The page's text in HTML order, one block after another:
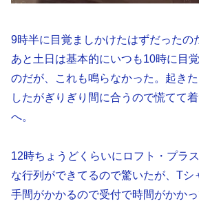
9時半に目覚ましかけたはずだったの
あと土日は基本的にいつも10時に目
のだが、これも鳴らなかった。起き
したがぎりぎり間に合うので慌てて
へ。
12時ちょうどくらいにロフト・プラ
な行列ができてるので驚いたが、Tシ
手間がかかるので受付で時間がかかっ